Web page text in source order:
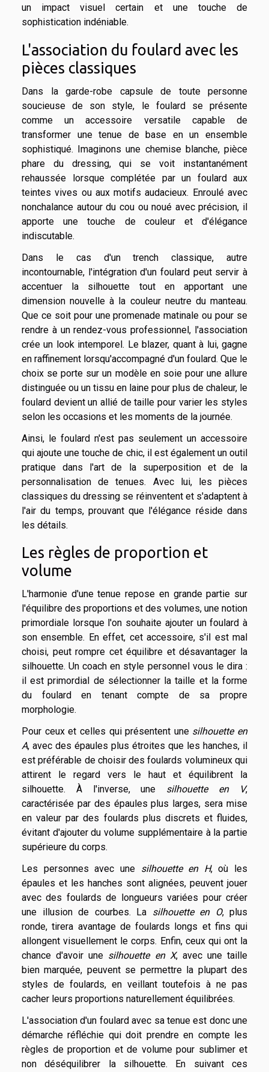
un impact visuel certain et une touche de
sophistication indéniable.
L'association du foulard avec les
pièces classiques
Dans la garde-robe capsule de toute personne
soucieuse de son style, le foulard se présente
comme un accessoire versatile capable de
transformer une tenue de base en un ensemble
sophistiqué. Imaginons une chemise blanche, pièce
phare du dressing, qui se voit instantanément
rehaussée lorsque complétée par un foulard aux
teintes vives ou aux motifs audacieux. Enroulé avec
nonchalance autour du cou ou noué avec précision, il
apporte une touche de couleur et d'élégance
indiscutable.
Dans le cas d'un trench classique, autre
incontournable, l'intégration d'un foulard peut servir à
accentuer la silhouette tout en apportant une
dimension nouvelle à la couleur neutre du manteau.
Que ce soit pour une promenade matinale ou pour se
rendre à un rendez-vous professionnel, l'association
crée un look intemporel. Le blazer, quant à lui, gagne
en raffinement lorsqu'accompagné d'un foulard. Que le
choix se porte sur un modèle en soie pour une allure
distinguée ou un tissu en laine pour plus de chaleur, le
foulard devient un allié de taille pour varier les styles
selon les occasions et les moments de la journée.
Ainsi, le foulard n'est pas seulement un accessoire
qui ajoute une touche de chic, il est également un outil
pratique dans l'art de la superposition et de la
personnalisation de tenues. Avec lui, les pièces
classiques du dressing se réinventent et s'adaptent à
l'air du temps, prouvant que l'élégance réside dans
les détails.
Les règles de proportion et
volume
L'harmonie d'une tenue repose en grande partie sur
l'équilibre des proportions et des volumes, une notion
primordiale lorsque l'on souhaite ajouter un foulard à
son ensemble. En effet, cet accessoire, s'il est mal
choisi, peut rompre cet équilibre et désavantager la
silhouette. Un coach en style personnel vous le dira :
il est primordial de sélectionner la taille et la forme
du foulard en tenant compte de sa propre
morphologie.
Pour ceux et celles qui présentent une silhouette en
A, avec des épaules plus étroites que les hanches, il
est préférable de choisir des foulards volumineux qui
attirent le regard vers le haut et équilibrent la
silhouette. À l'inverse, une silhouette en V,
caractérisée par des épaules plus larges, sera mise
en valeur par des foulards plus discrets et fluides,
évitant d'ajouter du volume supplémentaire à la partie
supérieure du corps.
Les personnes avec une silhouette en H, où les
épaules et les hanches sont alignées, peuvent jouer
avec des foulards de longueurs variées pour créer
une illusion de courbes. La silhouette en O, plus
ronde, tirera avantage de foulards longs et fins qui
allongent visuellement le corps. Enfin, ceux qui ont la
chance d'avoir une silhouette en X, avec une taille
bien marquée, peuvent se permettre la plupart des
styles de foulards, en veillant toutefois à ne pas
cacher leurs proportions naturellement équilibrées.
L'association d'un foulard avec sa tenue est donc une
démarche réfléchie qui doit prendre en compte les
règles de proportion et de volume pour sublimer et
non déséquilibrer la silhouette. En suivant ces